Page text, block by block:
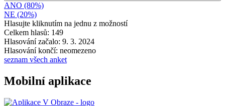
ANO (80%)
NE (20%)
Hlasujte kliknutím na jednu z možností
Celkem hlasů: 149
Hlasování začalo: 9. 3. 2024
Hlasování končí: neomezeno
seznam všech anket
Mobilní aplikace